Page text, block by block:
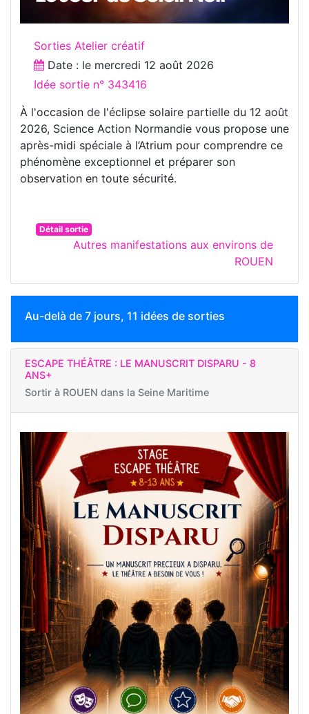
Sorties Atelier créatif
Date : le mercredi 12 août 2026
Idée sortie n° 343416
À l'occasion de l'éclipse solaire partielle du 12 août
2026, Science Action Normandie vous propose une
après-midi spéciale à l’Atrium pour comprendre ce
phénomène exceptionnel et préparer son
observation en toute sécurité.
Détail sortie
Autres manifestations aux environs de
ROUEN
Au-delà de 7 jours, 11 idées de sorties
ESCAPE THÉÂTRE : LE MANUSCRIT DISPARU - 8
ANS+
Sortir à ROUEN dans la Seine Maritime